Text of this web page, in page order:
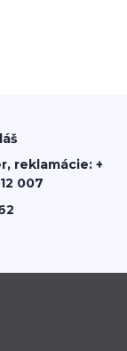
reklamácie: +
007